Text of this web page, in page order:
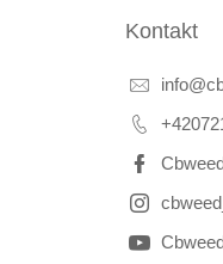
Kontakt
info@